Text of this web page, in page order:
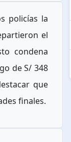
policías la
el
condena
de S/ 348
que
finales.